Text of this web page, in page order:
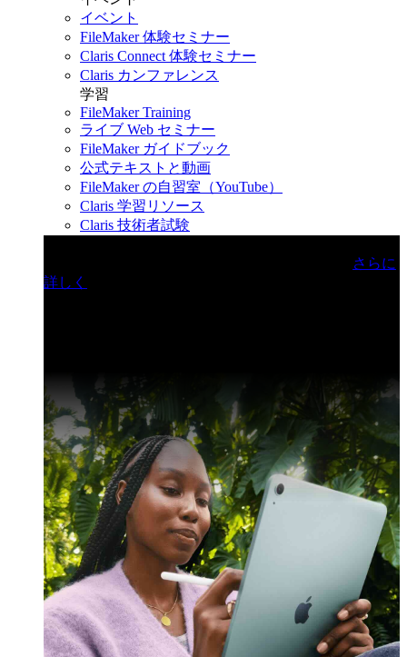
イベント
FileMaker 体験セミナー
Claris Connect 体験セミナー
Claris カンファレンス
学習
FileMaker Training
ライブ Web セミナー
FileMaker ガイドブック
公式テキストと動画
FileMaker の自習室（YouTube）
Claris 学習リソース
Claris 技術者試験
さらに
詳しく